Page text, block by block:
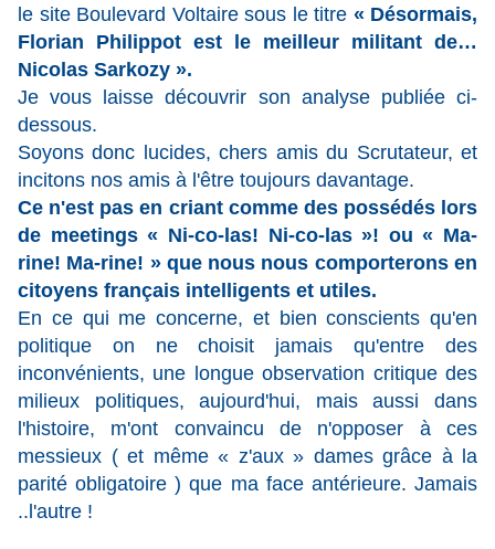
le site Boulevard Voltaire sous le titre « Désormais,
Florian Philippot est le meilleur militant de…
Nicolas Sarkozy ».
Je vous laisse découvrir son analyse publiée ci-
dessous.
Soyons donc lucides, chers amis du Scrutateur, et
incitons nos amis à l'être toujours davantage.
Ce n'est pas en criant comme des possédés lors
de meetings « Ni-co-las! Ni-co-las »! ou « Ma-
rine! Ma-rine! » que nous nous comporterons en
citoyens français intelligents et utiles.
En ce qui me concerne, et bien conscients qu'en
politique on ne choisit jamais qu'entre des
inconvénients, une longue observation critique des
milieux politiques, aujourd'hui, mais aussi dans
l'histoire, m'ont convaincu de n'opposer à ces
messieux ( et même « z'aux » dames grâce à la
parité obligatoire ) que ma face antérieure. Jamais
..l'autre !